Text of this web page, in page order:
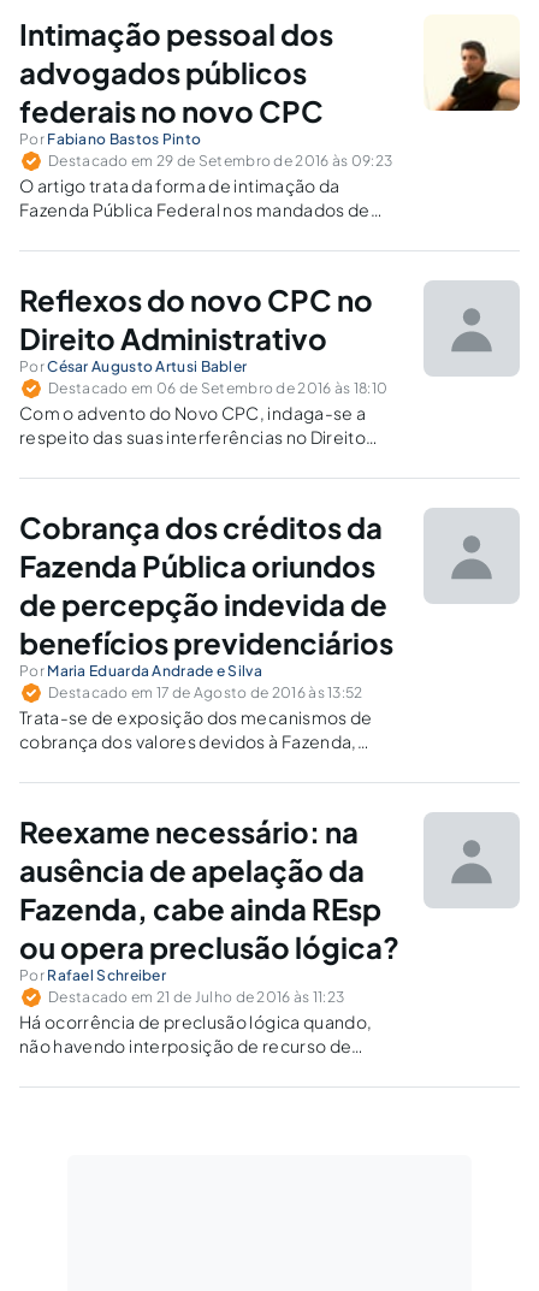
Intimação pessoal dos
advogados públicos
federais no novo CPC
Por Fabiano Bastos Pinto
Destacado em 29 de Setembro de 2016 às 09:23
O artigo trata da forma de intimação da
Fazenda Pública Federal nos mandados de
Processo Civil.
Reflexos do novo CPC no
Direito Administrativo
PorCésar Augusto Artusi Babler
Destacado em 06 de Setembro de 2016 às 18:10
Com o advento do Novo CPC, indaga-se a
respeito das suas interferências no Direito
apontar o caminho para a solução de eventuais
estudiosos da área.
Cobrança dos créditos da
Fazenda Pública oriundos
de percepção indevida de
benefícios previdenciários
Por Maria Eduarda Andrade e Silva
Destacado em 17 de Agosto de 2016 às 13:52
Trata-se de exposição dos mecanismos de
cobrança dos valores devidos à Fazenda,
revogação de decisão judicial precária
recebimento indevido de benefícios
previdenciários.
Reexame necessário: na
ausência de apelação da
Fazenda, cabe ainda REsp
ou opera preclusão lógica?
Por Rafael Schreiber
Destacado em 21 de Julho de 2016 às 11:23
Há ocorrência de preclusão lógica quando,
não havendo interposição de recurso de
reformada em sede de reexame necessário e,